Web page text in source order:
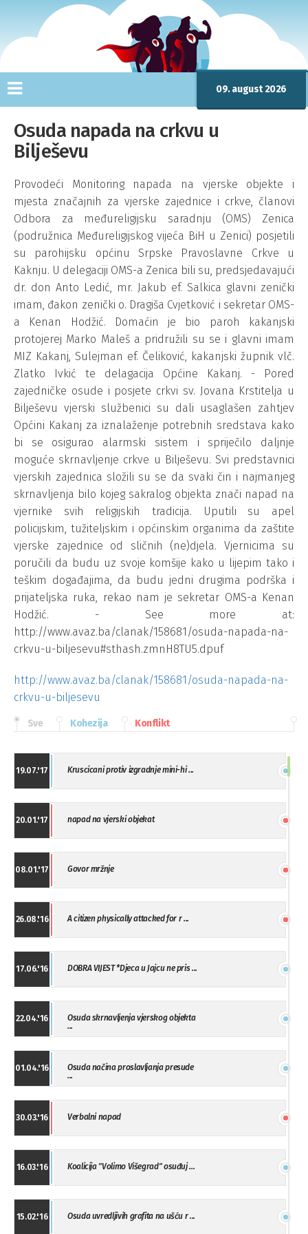
09. august 2026
Osuda napada na crkvu u
Bilješevu
Provodeći Monitoring napada na vjerske objekte i
mjesta značajnih za vjerske zajednice i crkve, članovi
Odbora za međureligijsku saradnju (OMS) Zenica
(podružnica Međureligijskog vijeća BiH u Zenici) posjetili
su parohijsku općinu Srpske Pravoslavne Crkve u
Kaknju. U delegaciji OMS-a Zenica bili su, predsjedavajući
dr. don Anto Ledić, mr. Jakub ef. Salkica glavni zenički
imam, đakon zenički o. Dragiša Cvjetković i sekretar OMS-
a Kenan Hodžić. Domaćin je bio paroh kakanjski
protojerej Marko Maleš a pridružili su se i glavni imam
MIZ Kakanj, Sulejman ef. Čeliković, kakanjski župnik vlč.
Zlatko Ivkić te delagacija Općine Kakanj. - Pored
zajedničke osude i posjete crkvi sv. Jovana Krstitelja u
Bilješevu vjerski službenici su dali usaglašen zahtjev
Općini Kakanj za iznalaženje potrebnih sredstava kako
bi se osigurao alarmski sistem i spriječilo daljnje
moguće skrnavljenje crkve u Bilješevu. Svi predstavnici
vjerskih zajednica složili su se da svaki čin i najmanjeg
skrnavljenja bilo kojeg sakralog objekta znači napad na
vjernike svih religijskih tradicija. Uputili su apel
policijskim, tužiteljskim i općinskim organima da zaštite
vjerske zajednice od sličnih (ne)djela. Vjernicima su
poručili da budu uz svoje komšije kako u lijepim tako i
teškim događajima, da budu jedni drugima podrška i
prijateljska ruka, rekao nam je sekretar OMS-a Kenan
Hodžić. - See more at:
http://www.avaz.ba/clanak/158681/osuda-napada-na-
crkvu-u-biljesevu#sthash.zmnH8TU5.dpuf
http://www.avaz.ba/clanak/158681/osuda-napada-na-
crkvu-u-biljesevu
Sve Kohezija Konflikt
19.07.'17 Kruscicani protiv izgradnje mini-hi ...
20.01.'17 napad na vjerski objekat
08.01.'17 Govor mržnje
26.08.'16 A citizen physically attacked for r ...
17.06.'16 DOBRA VIJEST *Djeca u Jajcu ne pris ...
22.04.'16
Osuda skrnavljenja vjerskog objekta
...
01.04.'16
Osuda načina proslavljanja presude
...
30.03.'16 Verbalni napad
16.03.'16 Koalicija "Volimo Višegrad" osuđuj ...
15.02.'16 Osuda uvredljivih grafita na ušću r ...